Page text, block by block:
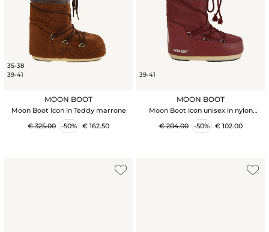
35-38
39-41
MOON BOOT
Moon Boot Icon in Teddy marrone
€ 325.00
-50% € 162.50
39-41
MOON BOOT
Moon Boot Icon unisex in nylon
bordeaux
€ 204.00
-50% € 102.00